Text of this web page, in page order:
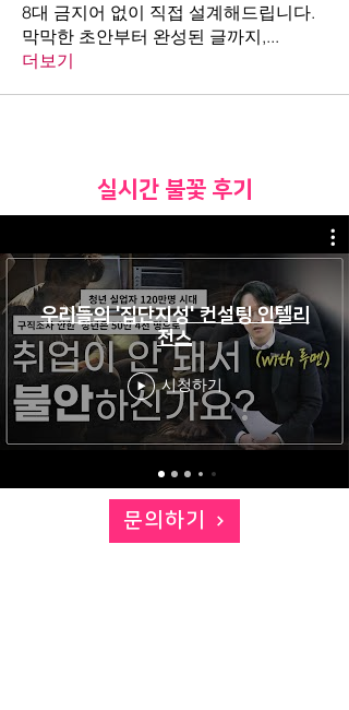
8대 금지어 없이 직접 설계해드립니다.
막막한 초안부터 완성된 글까지,...
더보기
​실시간 불꽃 후기
우리들의 '집단지성' 컨설팅 인텔리
전스
시청하기
문의하기